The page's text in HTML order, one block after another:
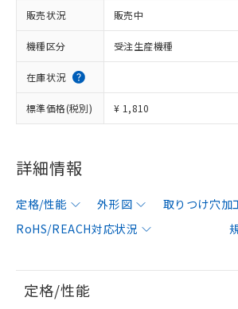
販売状況 販売中
機種区分 受注生産機種
在庫状況
標準価格(税別) ¥ 1,810
詳細情報
定格/性能 外形図 取りつけ穴加
RoHS/REACH対応状況
定格/性能